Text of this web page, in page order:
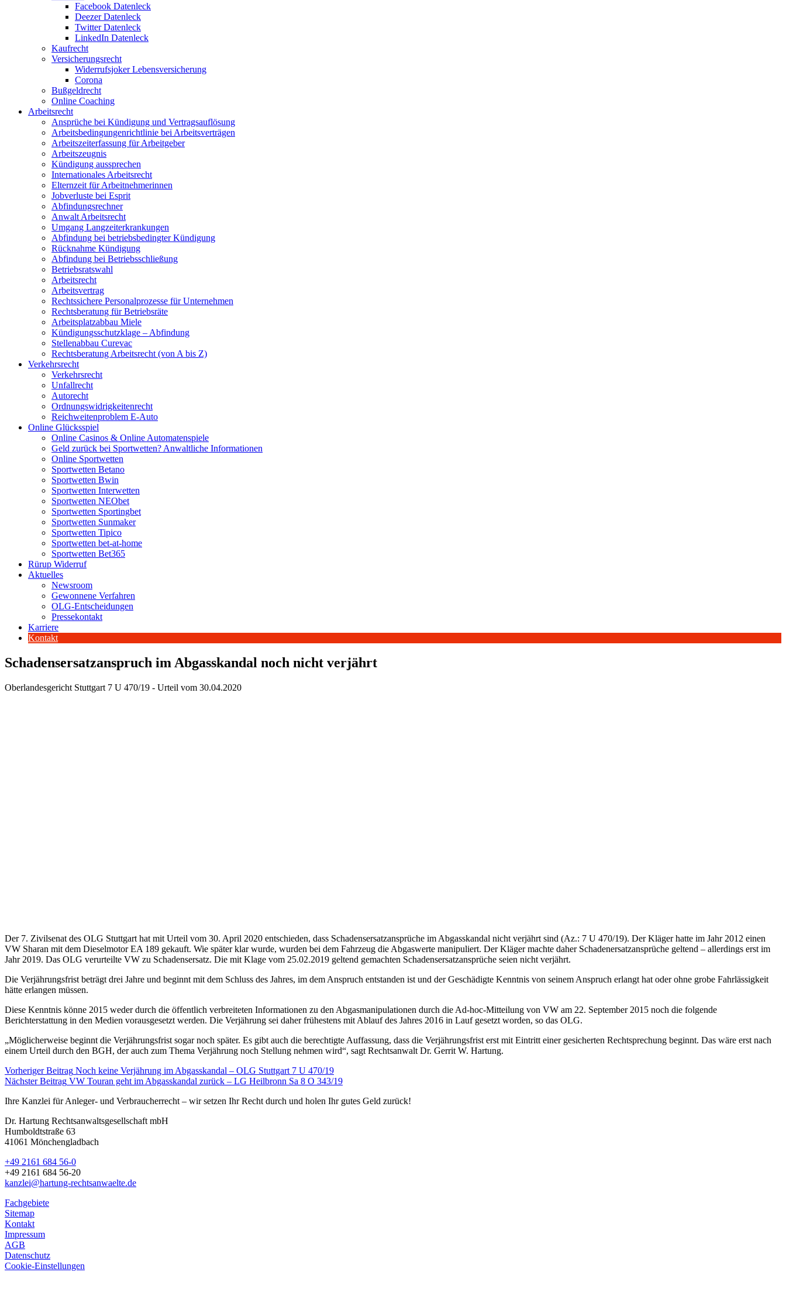
Facebook Datenleck
Deezer Datenleck
Twitter Datenleck
LinkedIn Datenleck
Kaufrecht
Versicherungsrecht
Widerrufsjoker Lebensversicherung
Corona
Bußgeldrecht
Online Coaching
Arbeitsrecht
Ansprüche bei Kündigung und Vertragsauflösung
Arbeitsbedingungenrichtlinie bei Arbeitsverträgen
Arbeitszeiterfassung für Arbeitgeber
Arbeitszeugnis
Kündigung aussprechen
Internationales Arbeitsrecht
Elternzeit für Arbeitnehmerinnen
Jobverluste bei Esprit
Abfindungsrechner
Anwalt Arbeitsrecht
Umgang Langzeiterkrankungen
Abfindung bei betriebsbedingter Kündigung
Rücknahme Kündigung
Abfindung bei Betriebsschließung
Betriebsratswahl
Arbeitsrecht
Arbeitsvertrag
Rechtssichere Personalprozesse für Unternehmen
Rechtsberatung für Betriebsräte
Arbeitsplatzabbau Miele
Kündigungsschutzklage – Abfindung
Stellenabbau Curevac
Rechtsberatung Arbeitsrecht (von A bis Z)
Verkehrsrecht
Verkehrsrecht
Unfallrecht
Autorecht
Ordnungswidrigkeitenrecht
Reichweitenproblem E-Auto
Online Glücksspiel
Online Casinos & Online Automatenspiele
Geld zurück bei Sportwetten? Anwaltliche Informationen
Online Sportwetten
Sportwetten Betano
Sportwetten Bwin
Sportwetten Interwetten
Sportwetten NEObet
Sportwetten Sportingbet
Sportwetten Sunmaker
Sportwetten Tipico
Sportwetten bet-at-home
Sportwetten Bet365
Rürup Widerruf
Aktuelles
Newsroom
Gewonnene Verfahren
OLG-Entscheidungen
Pressekontakt
Karriere
Kontakt
Schadensersatzanspruch im Abgasskandal noch nicht verjährt
Oberlandesgericht Stuttgart 7 U 470/19 - Urteil vom 30.04.2020
Der 7. Zivilsenat des OLG Stuttgart hat mit Urteil vom 30. April 2020 entschieden, dass Schadensersatzansprüche im Abgasskandal nicht verjährt sind (Az.: 7 U 470/19). Der Kläger hatte im Jahr 2012 einen
VW Sharan mit dem Dieselmotor EA 189 gekauft. Wie später klar wurde, wurden bei dem Fahrzeug die Abgaswerte manipuliert. Der Kläger machte daher Schadenersatzansprüche geltend – allerdings erst im
Jahr 2019. Das OLG verurteilte VW zu Schadensersatz. Die mit Klage vom 25.02.2019 geltend gemachten Schadensersatzansprüche seien nicht verjährt.
Die Verjährungsfrist beträgt drei Jahre und beginnt mit dem Schluss des Jahres, im dem Anspruch entstanden ist und der Geschädigte Kenntnis von seinem Anspruch erlangt hat oder ohne grobe Fahrlässigkeit
hätte erlangen müssen.
Diese Kenntnis könne 2015 weder durch die öffentlich verbreiteten Informationen zu den Abgasmanipulationen durch die Ad-hoc-Mitteilung von VW am 22. September 2015 noch die folgende
Berichterstattung in den Medien vorausgesetzt werden. Die Verjährung sei daher frühestens mit Ablauf des Jahres 2016 in Lauf gesetzt worden, so das OLG.
„Möglicherweise beginnt die Verjährungsfrist sogar noch später. Es gibt auch die berechtigte Auffassung, dass die Verjährungsfrist erst mit Eintritt einer gesicherten Rechtsprechung beginnt. Das wäre erst nach
einem Urteil durch den BGH, der auch zum Thema Verjährung noch Stellung nehmen wird“, sagt Rechtsanwalt Dr. Gerrit W. Hartung.
Vorheriger Beitrag Noch keine Verjährung im Abgasskandal – OLG Stuttgart 7 U 470/19
Nächster Beitrag VW Touran geht im Abgasskandal zurück – LG Heilbronn Sa 8 O 343/19
Ihre Kanzlei für Anleger- und Verbraucherrecht – wir setzen Ihr Recht durch und holen Ihr gutes Geld zurück!
Dr. Hartung Rechtsanwaltsgesellschaft mbH
Humboldtstraße 63
41061 Mönchengladbach
+49 2161 684 56-0
+49 2161 684 56-20
kanzlei@hartung-rechtsanwaelte.de
Fachgebiete
Sitemap
Kontakt
Impressum
AGB
Datenschutz
Cookie-Einstellungen